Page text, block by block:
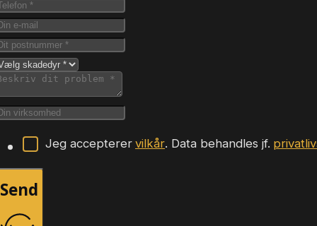
Jeg accepterer vilkår. Data behandles jf.
Send